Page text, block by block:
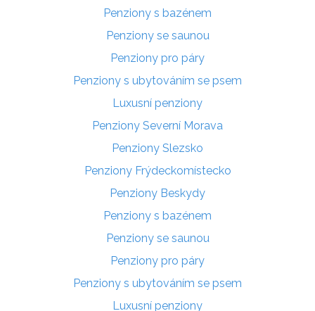
Penziony s bazénem
Penziony se saunou
Penziony pro páry
Penziony s ubytováním se psem
Luxusní penziony
Penziony Severní Morava
Penziony Slezsko
Penziony Frýdeckomístecko
Penziony Beskydy
Penziony s bazénem
Penziony se saunou
Penziony pro páry
Penziony s ubytováním se psem
Luxusní penziony